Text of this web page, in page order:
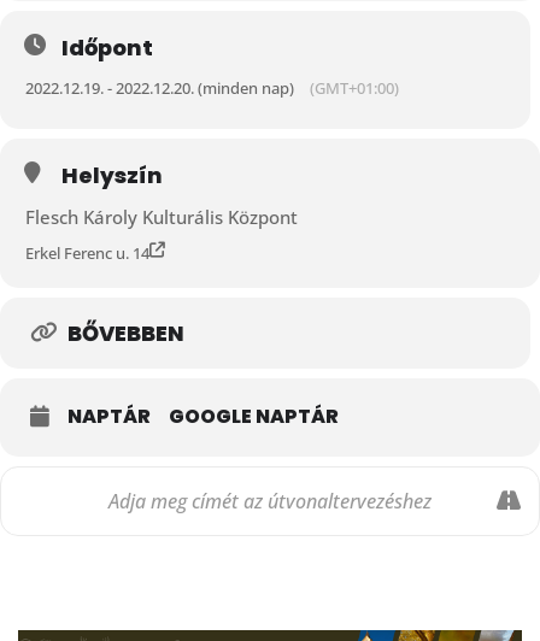
Időpont
2022.12.19. - 2022.12.20. (minden nap) (GMT+01:00)
Helyszín
Flesch Károly Kulturális Központ
Erkel Ferenc u. 14
BŐVEBBEN
NAPTÁR GOOGLE NAPTÁR